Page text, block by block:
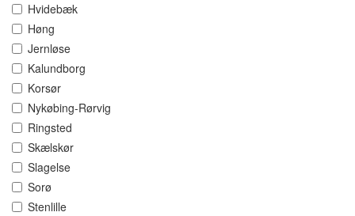
Hvidebæk
Høng
Jernløse
Kalundborg
Korsør
Nykøbing-Rørvig
Ringsted
Skælskør
Slagelse
Sorø
Stenlille